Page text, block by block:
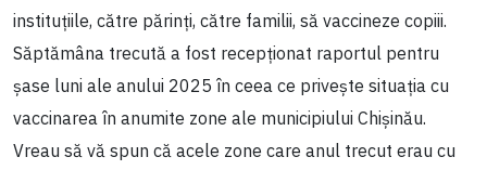
instituțiile, către părinți, către familii, să vaccineze copiii.
Săptămâna trecută a fost recepționat raportul pentru
șase luni ale anului 2025 în ceea ce privește situația cu
vaccinarea în anumite zone ale municipiului Chișinău.
Vreau să vă spun că acele zone care anul trecut erau cu